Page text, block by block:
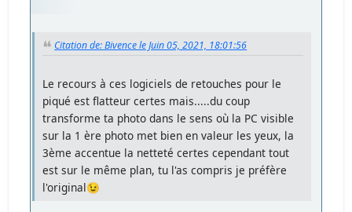
Citation de: Bivence le Juin 05, 2021, 18:01:56
Le recours à ces logiciels de retouches pour le
piqué est flatteur certes mais.....du coup
transforme ta photo dans le sens où la PC visible
sur la 1 ère photo met bien en valeur les yeux, la
3ème accentue la netteté certes cependant tout
est sur le même plan, tu l'as compris je préfère
l'original😉